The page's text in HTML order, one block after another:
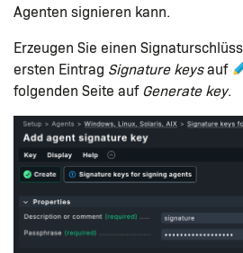
Agenten signieren kann.
Erzeugen Sie einen
ersten Eintrag Signature keysauf
folgenden Seite aufGenerate key.